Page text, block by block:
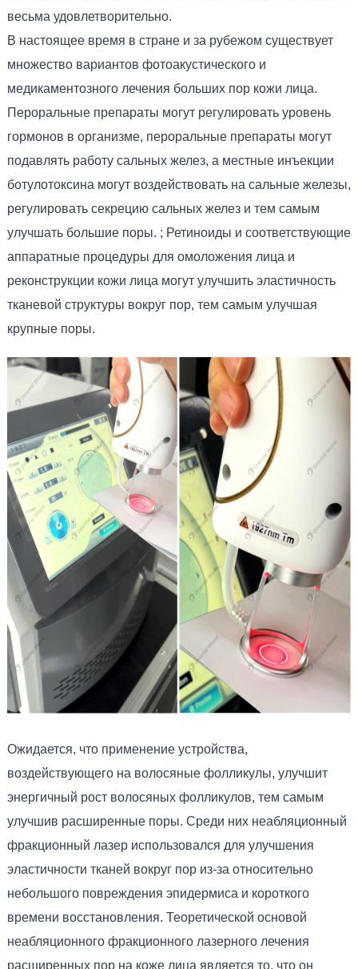
весьма удовлетворительно.
В настоящее время в стране и за рубежом существует
множество вариантов фотоакустического и
медикаментозного лечения больших пор кожи лица.
Пероральные препараты могут регулировать уровень
гормонов в организме, пероральные препараты могут
подавлять работу сальных желез, а местные инъекции
ботулотоксина могут воздействовать на сальные железы,
регулировать секрецию сальных желез и тем самым
улучшать большие поры. ; Ретиноиды и соответствующие
аппаратные процедуры для омоложения лица и
реконструкции кожи лица могут улучшить эластичность
тканевой структуры вокруг пор, тем самым улучшая
крупные поры.
Ожидается, что применение устройства,
воздействующего на волосяные фолликулы, улучшит
энергичный рост волосяных фолликулов, тем самым
улучшив расширенные поры. Среди них неабляционный
фракционный лазер использовался для улучшения
эластичности тканей вокруг пор из-за относительно
небольшого повреждения эпидермиса и короткого
времени восстановления. Теоретической основой
неабляционного фракционного лазерного лечения
расширенных пор на коже лица является то, что он